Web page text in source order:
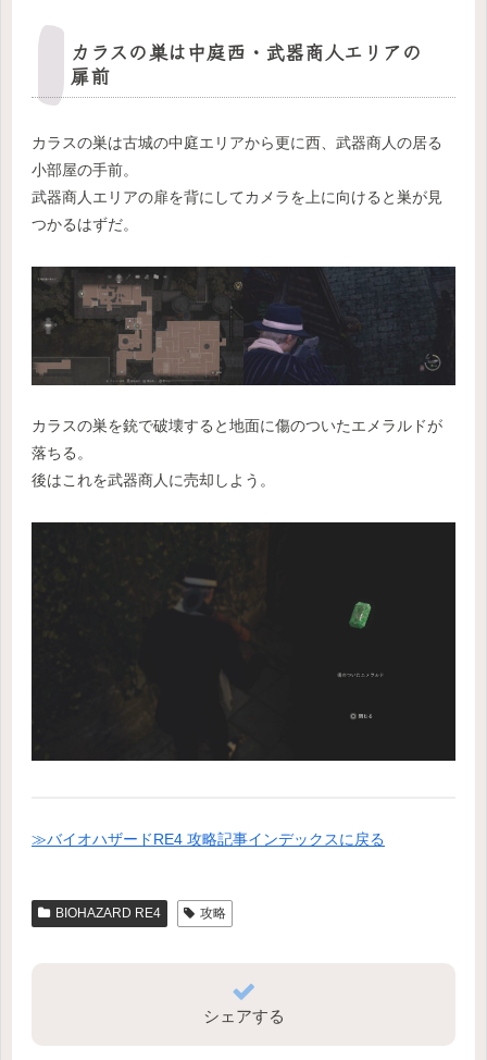
カラスの巣は中庭西・武器商人エリアの
扉前
カラスの巣は古城の中庭エリアから更に西、武器商人の居る
小部屋の手前。
武器商人エリアの扉を背にしてカメラを上に向けると巣が見
つかるはずだ。
カラスの巣を銃で破壊すると地面に傷のついたエメラルドが
落ちる。
後はこれを武器商人に売却しよう。
≫バイオハザードRE4 攻略記事インデックスに戻る
BIOHAZARD RE4 攻略
シェアする